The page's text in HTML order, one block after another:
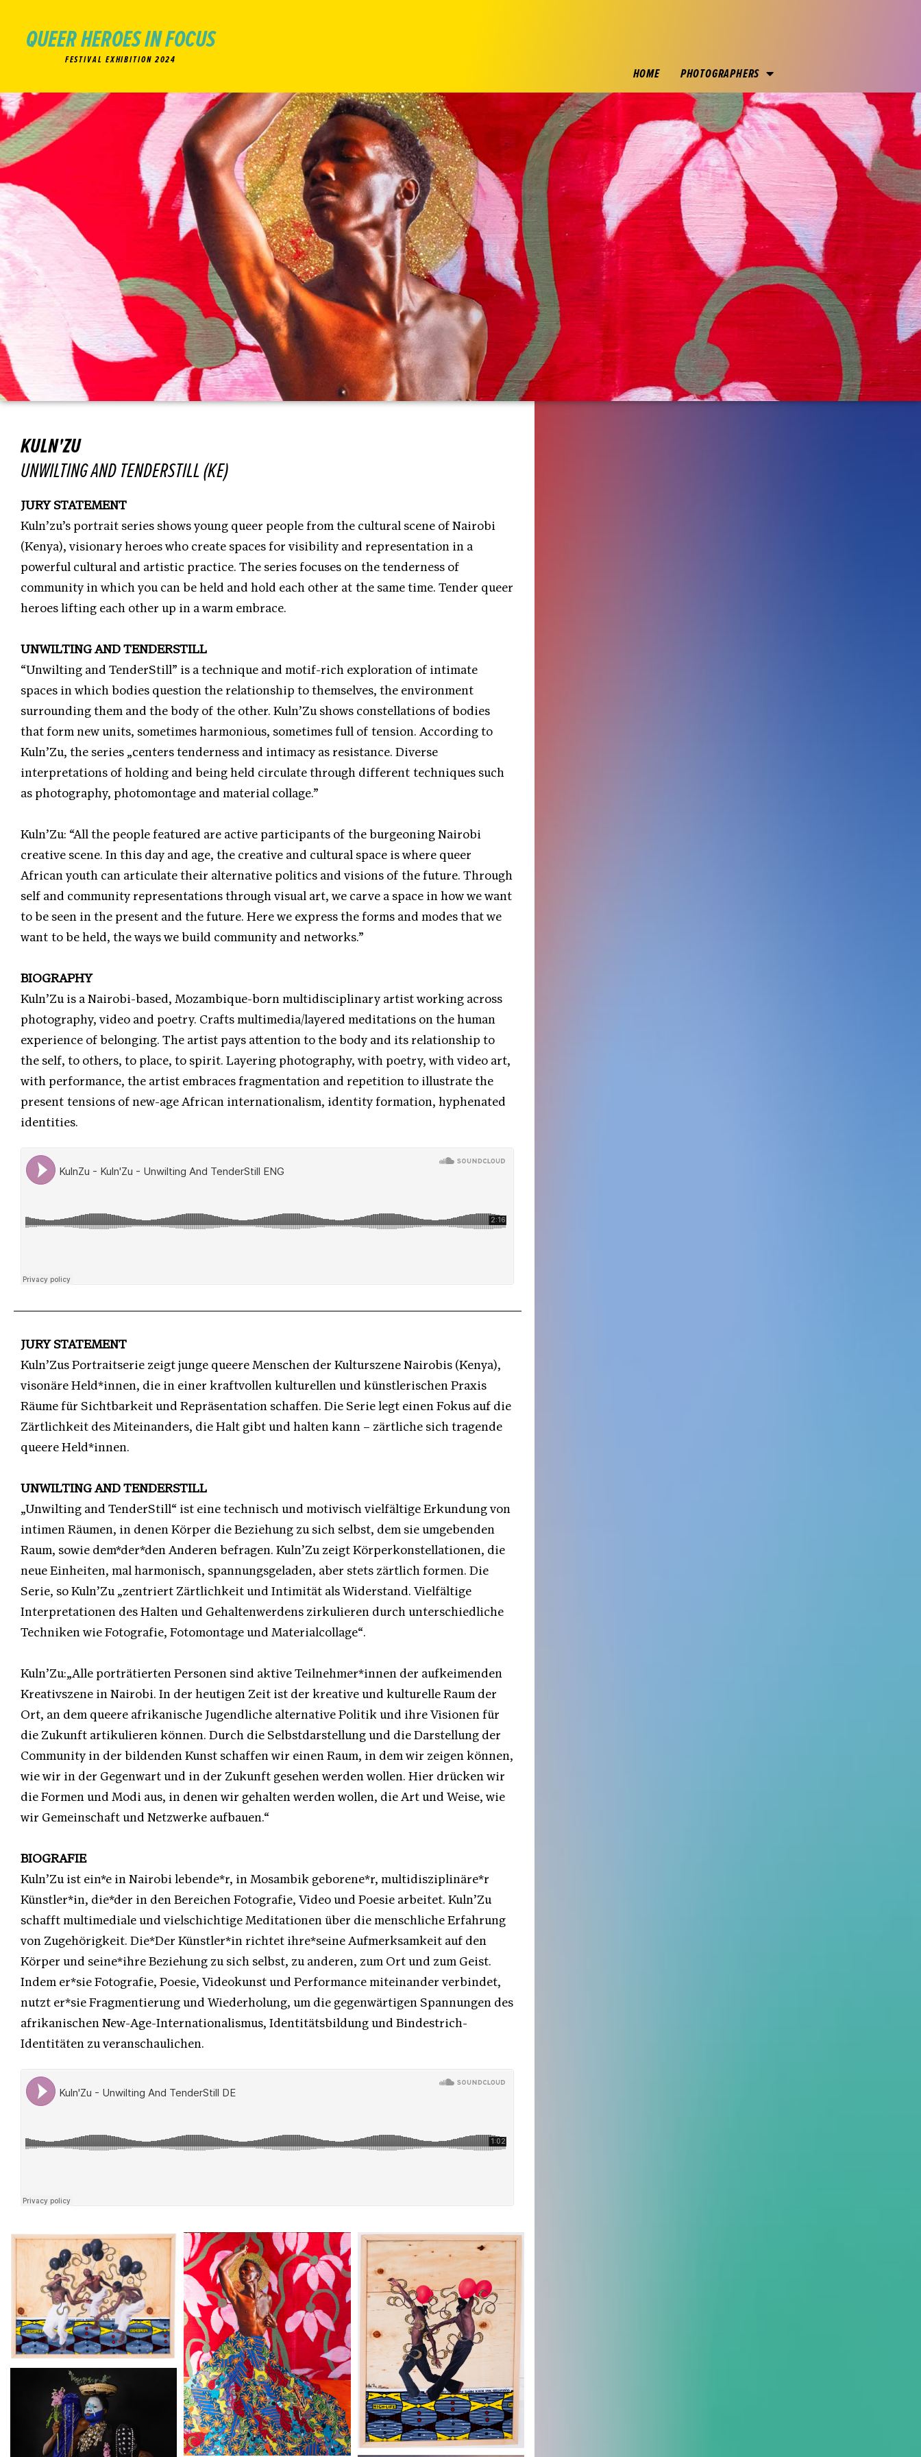
QUEER HEROES IN FOCUS
FESTIVAL EXHIBITION 2024
HOME PHOTOGRAPHERS
KULN'ZU
UNWILTING AND TENDERSTILL (KE)
JURY STATEMENT
Kuln’zu’s portrait series shows young queer people from the cultural scene of Nairobi
(Kenya), visionary heroes who create spaces for visibility and representation in a
powerful cultural and artistic practice. The series focuses on the tenderness of
community in which you can be held and hold each other at the same time. Tender queer
heroes lifting each other up in a warm embrace.
UNWILTING AND TENDERSTILL
“Unwilting and TenderStill” is a technique and motif-rich exploration of intimate
spaces in which bodies question the relationship to themselves, the environment
surrounding them and the body of the other. Kuln’Zu shows constellations of bodies
that form new units, sometimes harmonious, sometimes full of tension. According to
Kuln’Zu, the series „centers tenderness and intimacy as resistance. Diverse
interpretations of holding and being held circulate through different techniques such
as photography, photomontage and material collage.”
Kuln’Zu: “All the people featured are active participants of the burgeoning Nairobi
creative scene. In this day and age, the creative and cultural space is where queer
African youth can articulate their alternative politics and visions of the future. Through
self and community representations through visual art, we carve a space in how we want
to be seen in the present and the future. Here we express the forms and modes that we
want to be held, the ways we build community and networks.”
BIOGRAPHY
Kuln’Zu is a Nairobi-based, Mozambique-born multidisciplinary artist working across
photography, video and poetry. Crafts multimedia/layered meditations on the human
experience of belonging. The artist pays attention to the body and its relationship to
the self, to others, to place, to spirit. Layering photography, with poetry, with video art,
with performance, the artist embraces fragmentation and repetition to illustrate the
present tensions of new-age African internationalism, identity formation, hyphenated
identities.
JURY STATEMENT
Kuln’Zus Portraitserie zeigt junge queere Menschen der Kulturszene Nairobis (Kenya),
visonäre Held*innen, die in einer kraftvollen kulturellen und künstlerischen Praxis
Räume für Sichtbarkeit und Repräsentation schaffen. Die Serie legt einen Fokus auf die
Zärtlichkeit des Miteinanders, die Halt gibt und halten kann – zärtliche sich tragende
queere Held*innen.
UNWILTING AND TENDERSTILL
„Unwilting and TenderStill“ ist eine technisch und motivisch vielfältige Erkundung von
intimen Räumen, in denen Körper die Beziehung zu sich selbst, dem sie umgebenden
Raum, sowie dem*der*den Anderen befragen. Kuln’Zu zeigt Körperkonstellationen, die
neue Einheiten, mal harmonisch, spannungsgeladen, aber stets zärtlich formen. Die
Serie, so Kuln’Zu „zentriert Zärtlichkeit und Intimität als Widerstand. Vielfältige
Interpretationen des Halten und Gehaltenwerdens zirkulieren durch unterschiedliche
Techniken wie Fotografie, Fotomontage und Materialcollage“.
Kuln’Zu:„Alle porträtierten Personen sind aktive Teilnehmer*innen der aufkeimenden
Kreativszene in Nairobi. In der heutigen Zeit ist der kreative und kulturelle Raum der
Ort, an dem queere afrikanische Jugendliche alternative Politik und ihre Visionen für
die Zukunft artikulieren können. Durch die Selbstdarstellung und die Darstellung der
Community in der bildenden Kunst schaffen wir einen Raum, in dem wir zeigen können,
wie wir in der Gegenwart und in der Zukunft gesehen werden wollen. Hier drücken wir
die Formen und Modi aus, in denen wir gehalten werden wollen, die Art und Weise, wie
wir Gemeinschaft und Netzwerke aufbauen.“
BIOGRAFIE
Kuln’Zu ist ein*e in Nairobi lebende*r, in Mosambik geborene*r, multidisziplinäre*r
Künstler*in, die*der in den Bereichen Fotografie, Video und Poesie arbeitet. Kuln’Zu
schafft multimediale und vielschichtige Meditationen über die menschliche Erfahrung
von Zugehörigkeit. Die*Der Künstler*in richtet ihre*seine Aufmerksamkeit auf den
Körper und seine*ihre Beziehung zu sich selbst, zu anderen, zum Ort und zum Geist.
Indem er*sie Fotografie, Poesie, Videokunst und Performance miteinander verbindet,
nutzt er*sie Fragmentierung und Wiederholung, um die gegenwärtigen Spannungen des
afrikanischen New-Age-Internationalismus, Identitätsbildung und Bindestrich-
Identitäten zu veranschaulichen.